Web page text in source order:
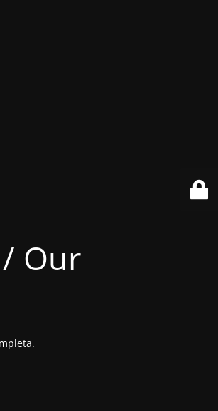
Our